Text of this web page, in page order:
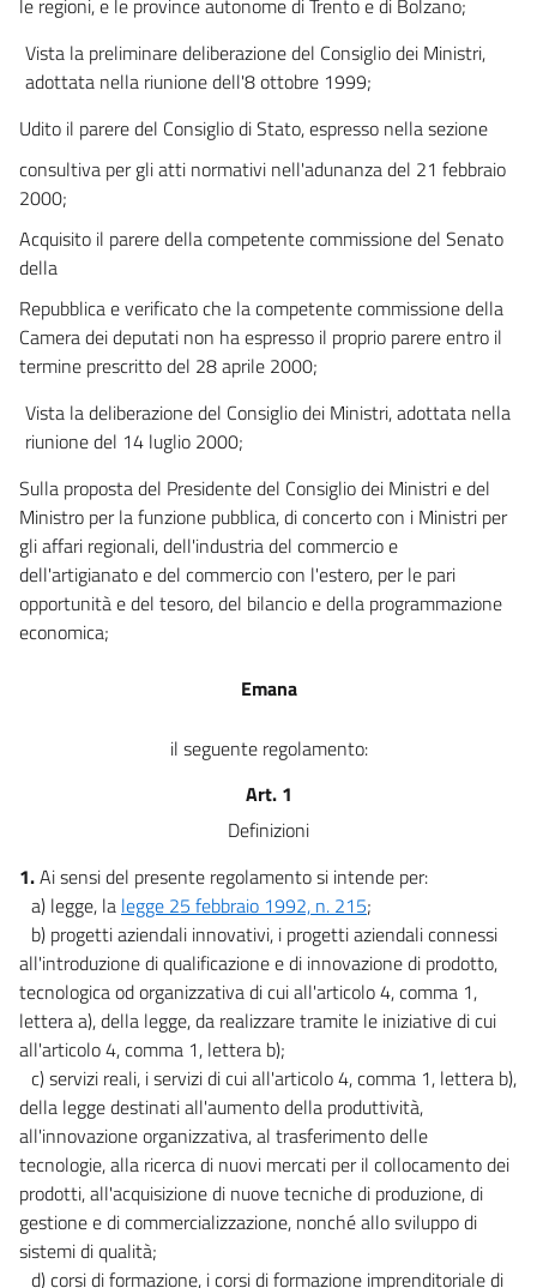
le regioni, e le province autonome di Trento e di Bolzano;
Vista la preliminare deliberazione del Consiglio dei Ministri,
adottata nella riunione dell'8 ottobre 1999;
Udito il parere del Consiglio di Stato, espresso nella sezione
consultiva per gli atti normativi nell'adunanza del 21 febbraio
2000;
Acquisito il parere della competente commissione del Senato
della
Repubblica e verificato che la competente commissione della
Camera dei deputati non ha espresso il proprio parere entro il
termine prescritto del 28 aprile 2000;
Vista la deliberazione del Consiglio dei Ministri, adottata nella
riunione del 14 luglio 2000;
Sulla proposta del Presidente del Consiglio dei Ministri e del
Ministro per la funzione pubblica, di concerto con i Ministri per
gli affari regionali, dell'industria del commercio e
dell'artigianato e del commercio con l'estero, per le pari
opportunità e del tesoro, del bilancio e della programmazione
economica;
Emana
il seguente regolamento:
Art. 1
Definizioni
1.Ai sensi del presente regolamento si intende per:
a) legge, la legge 25 febbraio 1992, n. 215;
b) progetti aziendali innovativi, i progetti aziendali connessi
all'introduzione di qualificazione e di innovazione di prodotto,
tecnologica od organizzativa di cui all'articolo 4, comma 1,
lettera a), della legge, da realizzare tramite le iniziative di cui
all'articolo 4, comma 1, lettera b);
c) servizi reali, i servizi di cui all'articolo 4, comma 1, lettera b),
della legge destinati all'aumento della produttività,
all'innovazione organizzativa, al trasferimento delle
tecnologie, alla ricerca di nuovi mercati per il collocamento dei
prodotti, all'acquisizione di nuove tecniche di produzione, di
gestione e di commercializzazione, nonché allo sviluppo di
sistemi di qualità;
d) corsi di formazione, i corsi di formazione imprenditoriale di